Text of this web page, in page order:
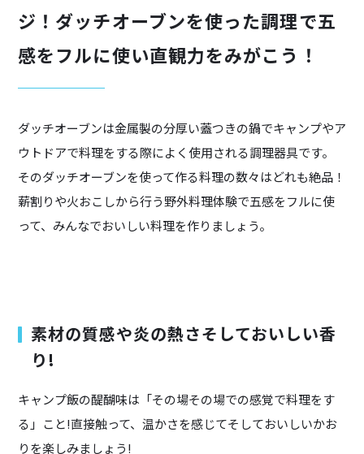
ジ！ダッチオーブンを使った調理で五
感をフルに使い直観力をみがこう！
ダッチオーブンは金属製の分厚い蓋つきの鍋でキャンプやア
ウトドアで料理をする際によく使用される調理器具です。
そのダッチオーブンを使って作る料理の数々はどれも絶品！
薪割りや火おこしから行う野外料理体験で五感をフルに使
って、みんなでおいしい料理を作りましょう。
素材の質感や炎の熱さそしておいしい香
り!
キャンプ飯の醍醐味は「その場その場での感覚で料理をす
る」こと!直接触って、温かさを感じてそしておいしいかお
りを楽しみましょう!